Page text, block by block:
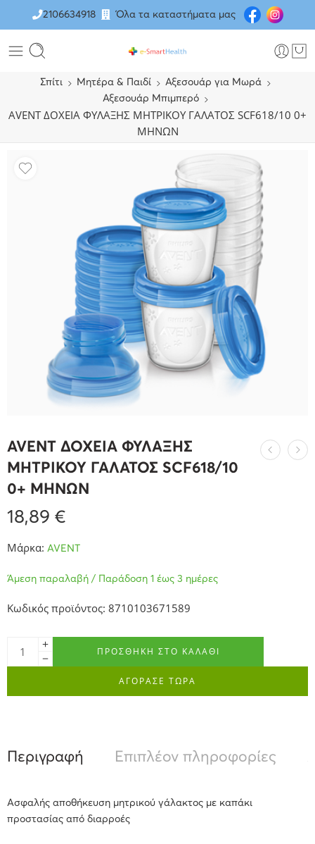
2106634918 Όλα τα καταστήματα μας
Σπίτι Μητέρα & Παιδί
Αξεσουάρ για Μωρά
Αξεσουάρ Μπιμπερό
AVENT ΔΟΧΕΙΑ ΦΥΛΑΞΗΣ ΜΗΤΡΙΚΟΥ ΓΑΛΑΤΟΣ SCF618/10 0+
ΜΗΝΩΝ
AVENT ΔΟΧΕΙΑ ΦΥΛΑΞΗΣ
ΜΗΤΡΙΚΟΥ ΓΑΛΑΤΟΣ SCF618/10
0+ ΜΗΝΩΝ
18,89 €
Μάρκα: AVENT
Άμεση παραλαβή / Παράδοση 1 έως 3 ημέρες
Κωδικός προϊόντος: 8710103671589
ΠΡΟΣΘΉΚΗ ΣΤΟ ΚΑΛΆΘΙ
ΑΓΟΡΑΣΕ ΤΩΡΑ
Περιγραφή Επιπλέον πληροφορίες
Ασφαλής αποθήκευση μητρικού γάλακτος με καπάκι
προστασίας από διαρροές